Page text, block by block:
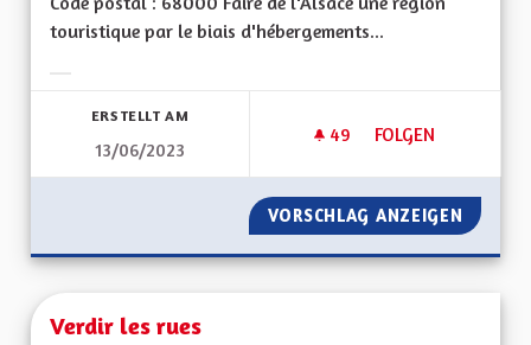
touristique par le biais d'hébergements...
ERSTELLT AM
13/06/2023
49 49 FOLLOWER
FOLGEN
VERS UN
VORSCHLAG ANZEIGEN VERS
Verdir les rues